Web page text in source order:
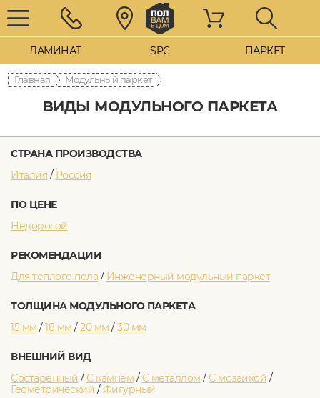
ЛАМИНАТ SPC ПАРКЕТ
Главная Модульный паркет
ВИДЫ МОДУЛЬНОГО ПАРКЕТА
СТРАНА ПРОИЗВОДСТВА
Италия / Россия
ПО ЦЕНЕ
Недорогой
РЕКОМЕНДАЦИИ
Для теплого пола / Инженерный модульный паркет
ТОЛЩИНА МОДУЛЬНОГО ПАРКЕТА
15 мм /18 мм /20 мм /30 мм
ВНЕШНИЙ ВИД
Состаренный / С камнем / С металлом / С мозаикой /
Геометрический /Фигурный